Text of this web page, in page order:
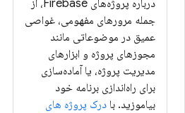
درباره پروژه‌های Firebase، از
جمله مرورهای مفهومی، غواصی
عمیق در موضوعاتی مانند
مجوزهای پروژه و ابزارهای
مدیریت پروژه، یا آماده‌سازی
برای راه‌اندازی برنامه خود
بیاموزید. با درک پروژه های